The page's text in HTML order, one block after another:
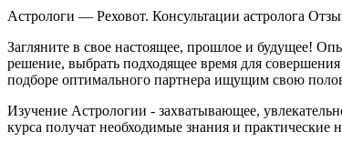
Астрологи — Реховот. Консультации астролога
Загляните в свое настоящее, прошлое и будущее!
решение, выбрать подходящее время для
подборе оптимального партнера ищущим свою
Изучение Астрологии - захватывающее,
курса получат необходимые знания и практические